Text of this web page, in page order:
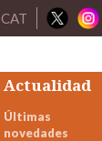
CAT
Actualidad
Últimas
novedades